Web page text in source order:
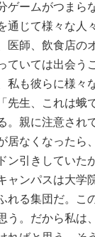
ゲームがつまら
通じて様々な人
医師、飲食店の
ていては出会う
私も彼らに様々
先生、これは蛾
。親に注意され
居なくなったら
ン引きしていた
ャンパスは大学
れる集団だ。こ
う。だから私は